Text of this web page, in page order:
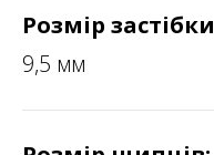
Розмір застібки
9,5 мм